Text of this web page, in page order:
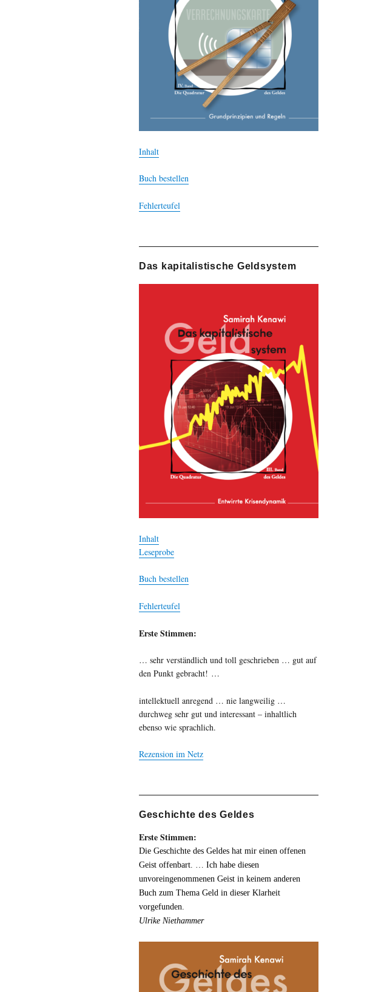
Inhalt
Buch bestellen
Fehlerteufel
Das kapitalistische Geldsystem
Inhalt
Leseprobe
Buch bestellen
Fehlerteufel
Erste Stimmen:
… sehr verständlich und toll geschrieben … gut auf
den Punkt gebracht! …
intellektuell anregend … nie langweilig …
durchweg sehr gut und interessant – inhaltlich
ebenso wie sprachlich.
Rezension im Netz
Geschichte des Geldes
Erste Stimmen:
Die Geschichte des Geldes hat mir einen offenen
Geist offenbart. … Ich habe diesen
unvoreingenommenen Geist in keinem anderen
Buch zum Thema Geld in dieser Klarheit
vorgefunden.
Ulrike Niethammer